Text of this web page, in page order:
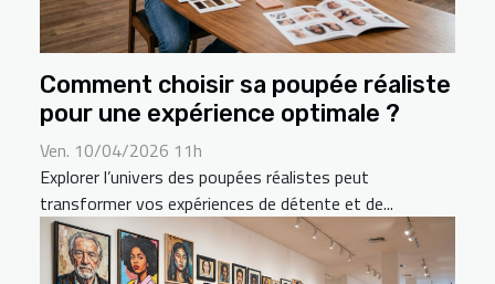
Comment choisir sa poupée réaliste
pour une expérience optimale ?
Ven. 10/04/2026 11h
Explorer l’univers des poupées réalistes peut
transformer vos expériences de détente et de...